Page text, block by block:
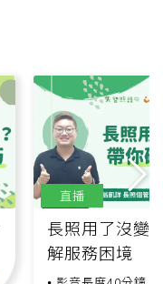
長照用了沒變
解服務困境
直播